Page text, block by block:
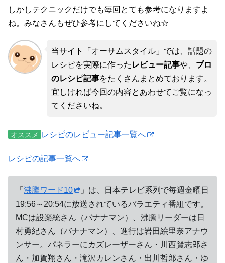
しかしテクニックだけでも毎回とても参考になりますよ
ね。みなさんもぜひ参考にしてくださいね☆
当サイト「オーサムスタイル」では、話題の
レシピを実際に作った レビュー記事や、 プロ
のレシピ記事をたくさんまとめております。
宜しければ今回の内容とあわせてご覧になっ
てくださいね。
オススメ レシピのレビュー記事一覧へ
レシピの記事一覧へ
「 沸騰ワード10
」は、日本テレビ系列で毎週金曜日
19:56～20:54に放送されているバラエティ番組です。
MCは設楽統さん（バナナマン）、沸騰リーダーは日
村勇紀さん（バナナマン）、進行は岩田絵里奈アナウ
ンサー。パネラーにカズレーザーさん・川西賢志郎さ
ん・加賀翔さん・滝沢カレンさん・出川哲郎さん・ゆ